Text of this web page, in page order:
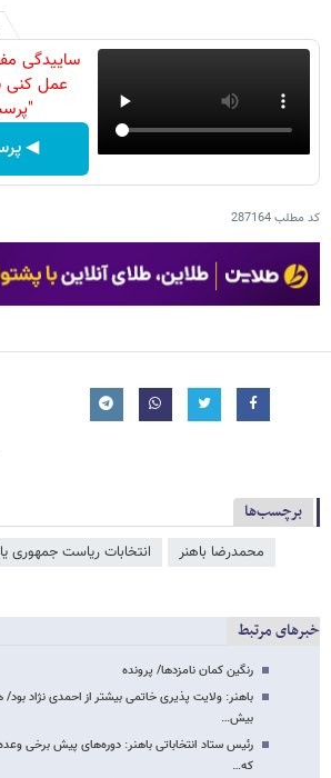
ساییدگی
عمل کنی
◀
کد مطلب287164
برچسب‌ها
محمدرضا باهنر انتخابات ریاست جمهوری
خبرهای مرتبط
رنگین کمان نامزدها/ پرونده
باهنر: ولایت پذیری خاتمی بیشتر از احمدی نژاد
بیش…
رئیس ستاد انتخاباتی باهنر: دوره‌های پیش برخی
که…